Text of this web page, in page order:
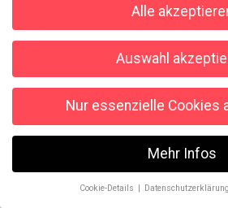
Sonntagspredigten
Datenschutz
Alle
Auswahl
Nur essenzielle Cookies
Mehr Infos
Cookie-Details Datenschutzerklärung